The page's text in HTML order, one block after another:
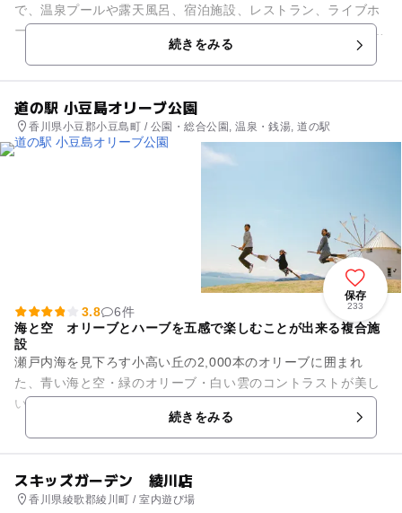
で、温泉プールや露天風呂、宿泊施設、レストラン、ライブホ
ールもあります。 隣接する弥谷山ふれあいの森公園は、四国霊
続きをみる
道の駅 小豆島オリーブ公園
香川県小豆郡小豆島町 / 公園・総合公園, 温泉・銭湯, 道の駅
保存
233
3.8
6件
海と空 オリーブとハーブを五感で楽しむことが出来る複合施
設
瀬戸内海を見下ろす小高い丘の2,000本のオリーブに囲まれ
た、青い海と空・緑のオリーブ・白い雲のコントラストが美し
い道の駅。 ―人気！！見どころポイント― ◆まるで地中海を
続きをみる
スキッズガーデン 綾川店
香川県綾歌郡綾川町 / 室内遊び場